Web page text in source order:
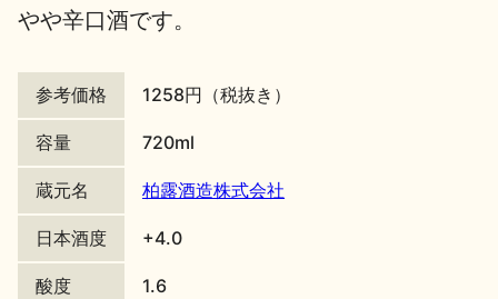
地酒・イベント情報
やや辛口酒です。
参考価格 1258円（税抜き）
容量 720ml
蔵元名 柏露酒造株式会社
日本酒度 +4.0
酸度 1.6